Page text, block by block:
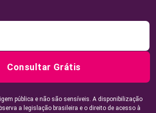
Consultar Grátis
pública e não são sensíveis. A disponibilização
a legislação brasileira e o direito de acesso à